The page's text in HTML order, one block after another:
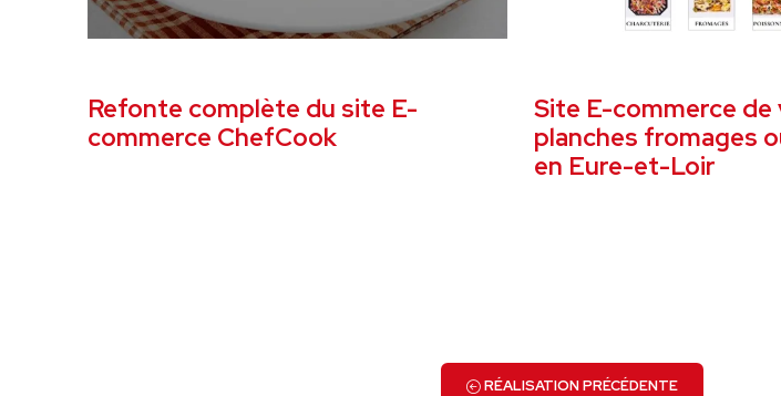
Refonte complète du site E-
commerce ChefCook
Site E-commerce de
planches fromages
en Eure-et-Loir
RÉALISATION PRÉCÉDENTE